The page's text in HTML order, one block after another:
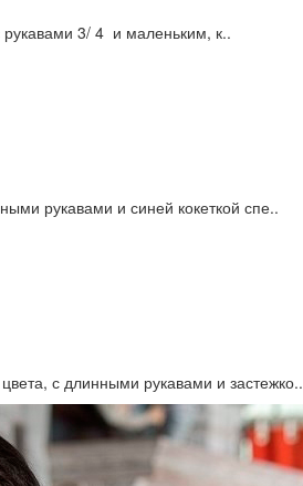
3/ 4 и маленьким, к..
рукавами и синей кокеткой спе..
с длинными рукавами и застежко..